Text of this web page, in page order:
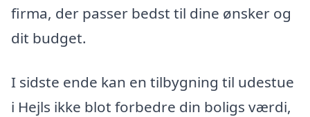
firma, der passer bedst til dine ønsker og
dit budget.
I sidste ende kan en tilbygning til udestue
i Hejls ikke blot forbedre din boligs værdi,